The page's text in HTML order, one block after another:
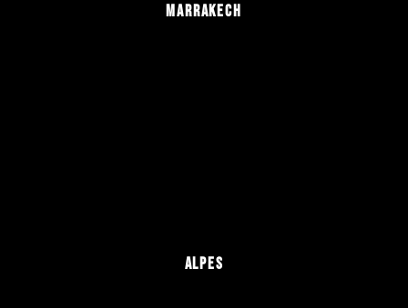
MARRAKECH
ALPES